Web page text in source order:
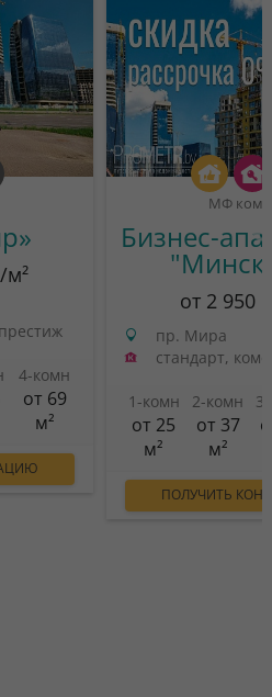
м²
4-комн
от 69
м²
МФ
Бизнес-
от 2 950
пр. Мира
стандарт,
1-комн
от 25
м²
2-комн
от 37
м²
ПОЛУЧИТЬ